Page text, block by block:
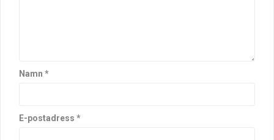
Namn *
E-postadress *